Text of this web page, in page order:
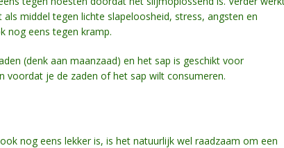
middel tegen lichte slapeloosheid, stress, angsten en
nog eens tegen kramp.
(denk aan maanzaad) en het sap is geschikt voor
voordat je de zaden of het sap wilt consumeren.
nog eens lekker is, is het natuurlijk wel raadzaam om een